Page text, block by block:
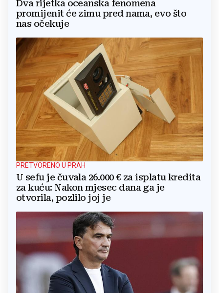
Dva rijetka oceanska fenomena
promijenit će zimu pred nama, evo što
nas očekuje
PRETVORENO U PRAH
U sefu je čuvala 26.000 € za isplatu kredita
za kuću: Nakon mjesec dana ga je
otvorila, pozlilo joj je